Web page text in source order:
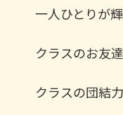
一人ひとりが
クラスのお友
クラスの団結